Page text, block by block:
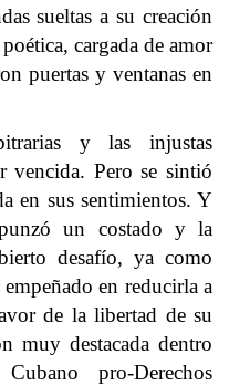
sueltas a su creación
cargada de amor
puertas y ventanas en
y las injustas
vencida. Pero se sintió
en sus sentimientos. Y
un costado y la
desafío, ya como
en reducirla a
de la libertad de su
muy destacada dentro
pro-Derechos